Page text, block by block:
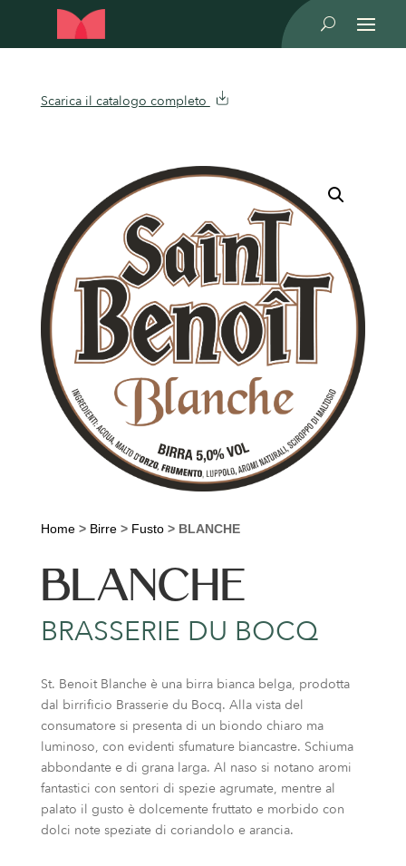
U
Scarica il catalogo completo
Home> Birre> Fusto> BLANCHE
BLANCHE
BRASSERIE DU BOCQ
St. Benoit Blanche è una birra bianca belga, prodotta
dal birrificio Brasserie du Bocq. Alla vista del
consumatore si presenta di un biondo chiaro ma
luminoso, con evidenti sfumature biancastre. Schiuma
abbondante e di grana larga. Al naso si notano aromi
fantastici con sentori di spezie agrumate, mentre al
palato il gusto è dolcemente fruttato e morbido con
dolci note speziate di coriandolo e arancia.